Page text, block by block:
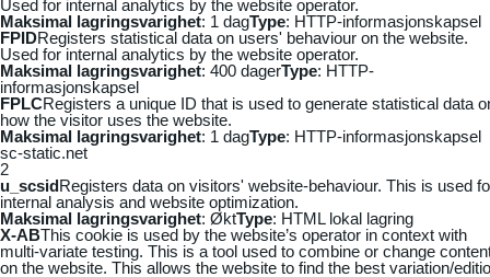
Used for internal analytics by the website operator.
Maksimal lagringsvarighet: 1 dagType: HTTP-informasjonskapsel
FPIDRegisters statistical data on users' behaviour on the website.
Used for internal analytics by the website operator.
Maksimal lagringsvarighet: 400 dagerType: HTTP-
informasjonskapsel
FPLCRegisters a unique ID that is used to generate statistical data
how the visitor uses the website.
Maksimal lagringsvarighet: 1 dagType: HTTP-informasjonskapsel
sc-static.net
2
u_scsidRegisters data on visitors' website-behaviour. This is used
internal analysis and website optimization.
Maksimal lagringsvarighet: ØktType: HTML lokal lagring
X-ABThis cookie is used by the website’s operator in context with
multi-variate testing. This is a tool used to combine or change
on the website. This allows the website to find the best variation/